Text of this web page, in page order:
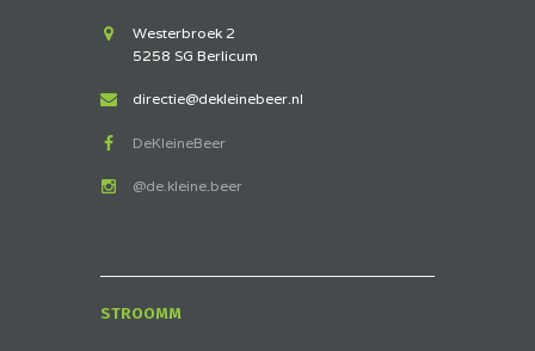
Westerbroek 2
5258 SG Berlicum
directie@dekleinebeer.nl
DeKleineBeer
@de.kleine.beer
STROOMM